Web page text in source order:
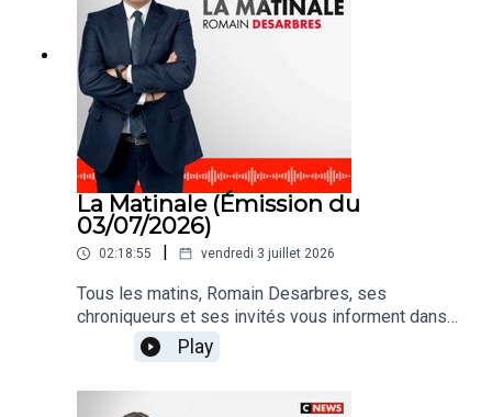
La Matinale (Émission du
03/07/2026)
02:18:55 vendredi 3 juillet 2026
Tous les matins, Romain Desarbres, ses
chroniqueurs et ses invités vous informent dans
#LaMatinale
Play